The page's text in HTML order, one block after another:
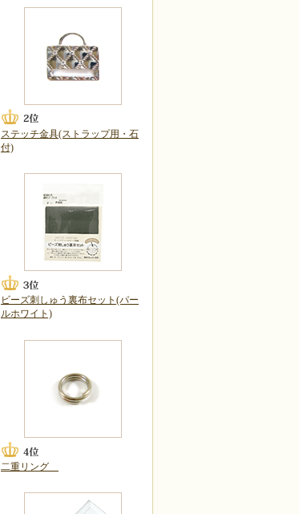
ステッチ金具(ストラップ用・石
付)
ビーズ刺しゅう裏布セット(パー
ルホワイト)
二重リング